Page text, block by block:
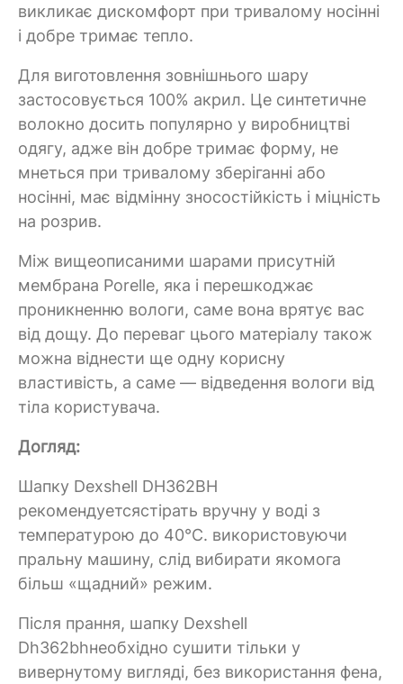
викликає дискомфорт при тривалому носінні
і добре тримає тепло.
Для виготовлення зовнішнього шару
застосовується 100% акрил. Це синтетичне
волокно досить популярно у виробництві
одягу, адже він добре тримає форму, не
мнеться при тривалому зберіганні або
носінні, має відмінну зносостійкість і міцність
на розрив.
Між вищеописаними шарами присутній
мембрана Porelle, яка і перешкоджає
проникненню вологи, саме вона врятує вас
від дощу. До переваг цього матеріалу також
можна віднести ще одну корисну
властивість, а саме — відведення вологи від
тіла користувача.
Догляд:
Шапку Dexshell DH362BH
рекомендуетсястірать вручну у воді з
температурою до 40°C. використовуючи
пральну машину, слід вибирати якомога
більш «щадний» режим.
Після прання, шапку Dexshell
Dh362bhнеобхідно сушити тільки у
вивернутому вигляді, без використання фена,